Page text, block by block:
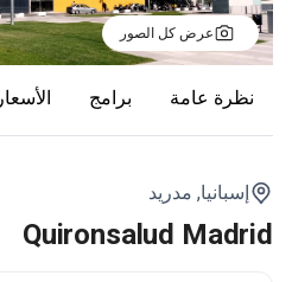
عرض كل الصور
نظرة عامة برامج الأسعار
إسبانيا, مدريد
Quironsalud Madrid